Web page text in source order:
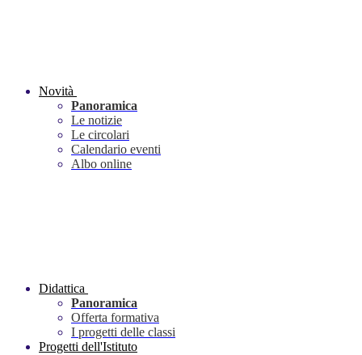
Novità
Panoramica
Le notizie
Le circolari
Calendario eventi
Albo online
Didattica
Panoramica
Offerta formativa
I progetti delle classi
Progetti dell'Istituto